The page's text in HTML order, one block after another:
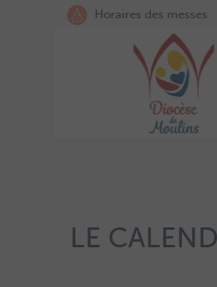
Horaires des messes
LE